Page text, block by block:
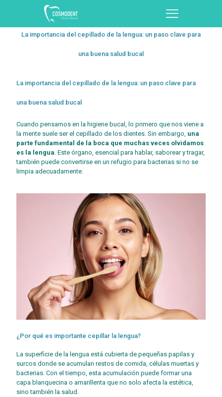
La importancia del cepillado de la lengua: un paso clave para
una buena salud bucal
La importancia del cepillado de la lengua: un paso clave para
una buena salud bucal
Cuando pensamos en la higiene bucal, lo primero que nos viene a
la mente suele ser el cepillado de los dientes. Sin embargo, una
parte fundamental de la boca que muchas veces olvidamos
es la lengua. Este órgano, esencial para hablar, saborear y tragar,
también puede convertirse en un refugio para bacterias si no se
limpia adecuadamente.
¿Por qué es importante cepillar la lengua?
La superficie de la lengua está cubierta de pequeñas papilas y
surcos donde se acumulan restos de comida, células muertas y
bacterias. Con el tiempo, esta acumulación puede formar una
capa blanquecina o amarillenta que no solo afecta la estética,
sino también la salud.